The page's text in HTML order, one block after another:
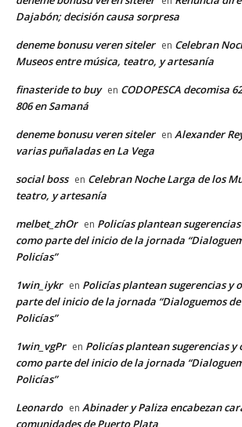
Dajabón; decisión causa sorpresa
deneme bonusu veren siteler en Celebran
Museos entre música, teatro, y artesanía
finasteride to buy en CODOPESCA decomisa
806 en Samaná
deneme bonusu veren siteler en Alexander
varias puñaladas en La Vega
social boss en Celebran Noche Larga de los
teatro, y artesanía
melbet_zhOr en Policías plantean
como parte del inicio de la jornada
Policías”
1win_iykr en Policías plantean sugerencias y
parte del inicio de la jornada “Dialoguemos
Policías”
1win_vgPr en Policías plantean sugerencias y
como parte del inicio de la jornada
Policías”
Leonardo en Abinader y Paliza encabezan
comunidades de Puerto Plata